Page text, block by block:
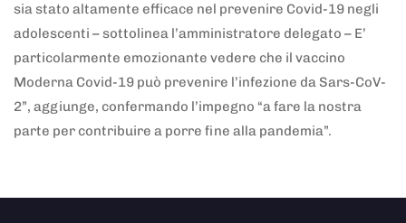
sia stato altamente efficace nel prevenire Covid-19 negli
adolescenti – sottolinea l’amministratore delegato – E’
particolarmente emozionante vedere che il vaccino
Moderna Covid-19 può prevenire l’infezione da Sars-CoV-
2”, aggiunge, confermando l’impegno “a fare la nostra
parte per contribuire a porre fine alla pandemia”.